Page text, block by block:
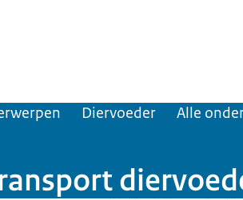
Diervoeder Alle